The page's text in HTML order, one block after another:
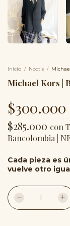
Inicio / Noctis /
Michael Kors |
$300.000
$285.000 con
Bancolombia |
Cada pieza es
vuelve otro